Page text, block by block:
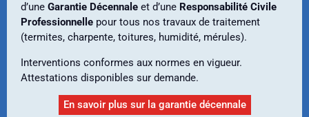
d’une Garantie Décennale et d’une Responsabilité Civile
Professionnelle pour tous nos travaux de traitement
(termites, charpente, toitures, humidité, mérules).
Interventions conformes aux normes en vigueur.
Attestations disponibles sur demande.
En savoir plus sur la garantie décennale